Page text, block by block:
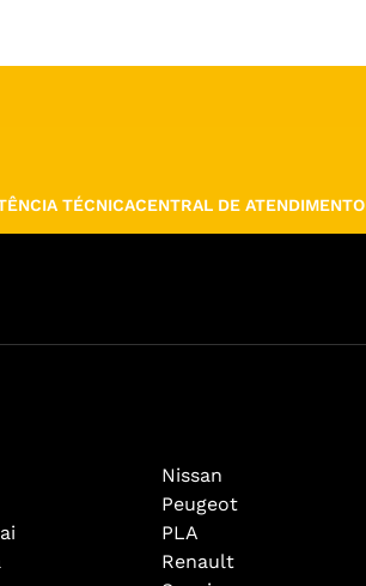
TÉCNICACENTRAL DE ATENDIMENTO
Nissan
Peugeot
PLA
Renault